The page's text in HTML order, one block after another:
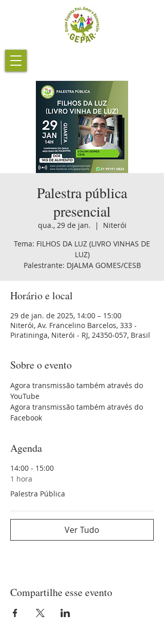
Palestra pública
presencial
qua., 29 de jan.
  |
Niterói
Tema: FILHOS DA LUZ (LIVRO VINHAS DE
LUZ)
Palestrante: DJALMA GOMES/CESB
Horário e local
29 de jan. de 2025, 14:00 – 15:00
Niterói, Av. Francelino Barcelos, 333 -
Piratininga, Niterói - RJ, 24350-057, Brasil
Sobre o evento
Agora transmissão também através do
YouTube
Agora transmissão também através do
Facebook
Agenda
14:00 - 15:00
1 hora
Palestra Pública
Ver Tudo
Compartilhe esse evento